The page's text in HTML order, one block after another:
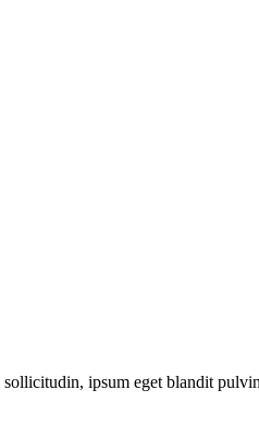
sollicitudin, ipsum eget blandit